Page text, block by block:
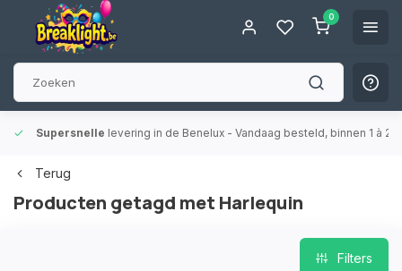
0
Supersnelle levering in de Benelux - Vandaag besteld, binnen 1 à 2
Terug
Producten getagd met Harlequin
Filters